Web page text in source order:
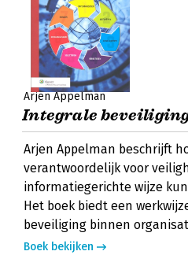
Arjen Appelman
Integrale
Arjen Appelman beschrijft
verantwoordelijk voor
informatiegerichte wijze
Het boek biedt een
beveiliging binnen
Boek bekijken